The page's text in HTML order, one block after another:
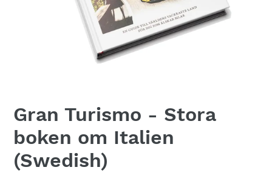
Gran Turismo - Stora
boken om Italien
(Swedish)